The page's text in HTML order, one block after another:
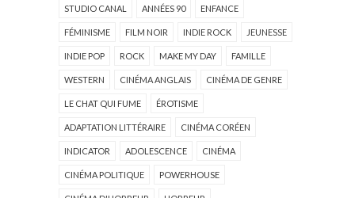
STUDIO CANAL ANNÉES 90 ENFANCE
FÉMINISME FILM NOIR INDIE ROCK JEUNESSE
INDIE POP ROCK MAKE MY DAY FAMILLE
WESTERN CINÉMA ANGLAIS CINÉMA DE GENRE
LE CHAT QUI FUME ÉROTISME
ADAPTATION LITTÉRAIRE CINÉMA CORÉEN
INDICATOR ADOLESCENCE CINÉMA
CINÉMA POLITIQUE POWERHOUSE